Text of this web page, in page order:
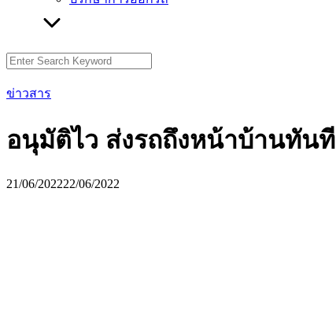
Search
for:
ข่าวสาร
อนุมัติไว ส่งรถถึงหน้าบ้านทันที
21/06/202222/06/2022